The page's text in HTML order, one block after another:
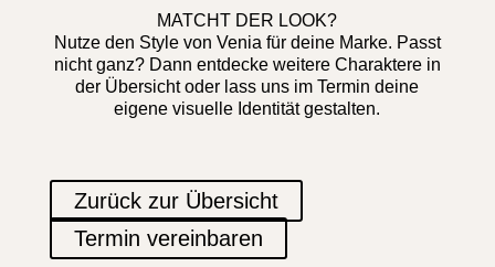
MATCHT DER LOOK?
Nutze den Style von Venia für deine Marke. Passt
nicht ganz? Dann entdecke weitere Charaktere in
der Übersicht oder lass uns im Termin deine
eigene visuelle Identität gestalten.
Zurück zur Übersicht
Termin vereinbaren